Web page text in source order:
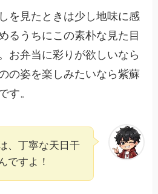
を見たときは少し地味に感
るうちにこの素朴な見た目
お弁当に彩りが欲しいなら
の姿を楽しみたいなら紫蘇
す。
、丁寧な天日干
ですよ！